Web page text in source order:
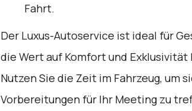
Fahrt.
Der Luxus-Autoservice ist ideal für
die Wert auf Komfort und
Nutzen Sie die Zeit im Fahrzeug, um
Vorbereitungen für Ihr Meeting zu